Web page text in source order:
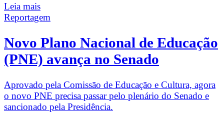
Leia mais
Reportagem
Novo Plano Nacional de Educação
(PNE) avança no Senado
Aprovado pela Comissão de Educação e Cultura, agora
o novo PNE precisa passar pelo plenário do Senado e
sancionado pela Presidência.